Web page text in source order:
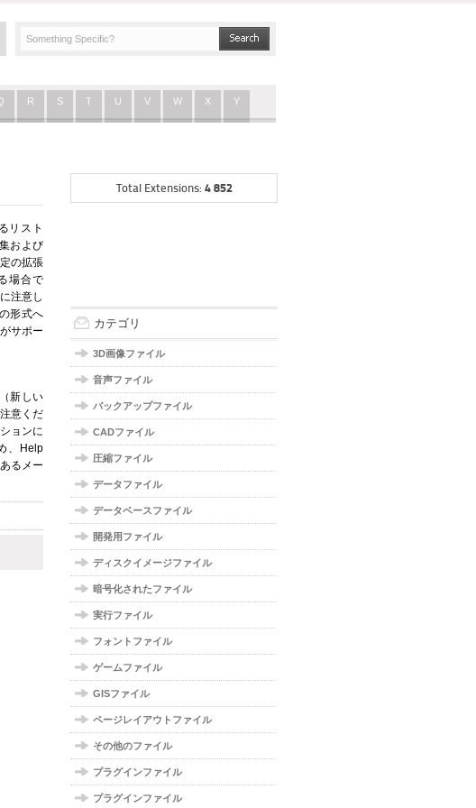
R S T U V W X Y
リスト
および
の拡張
場合で
注意し
形式へ
サポー
新しい
意くだ
ョンに
、Help
るメー
Total Extensions: 4 852
カテゴリ
3D画像ファイル
音声ファイル
バックアップファイル
CADファイル
圧縮ファイル
データファイル
データベースファイル
開発用ファイル
ディスクイメージファイル
暗号化されたファイル
実行ファイル
フォントファイル
ゲームファイル
GISファイル
ページレイアウトファイル
その他のファイル
プラグインファイル
プラグインファイル